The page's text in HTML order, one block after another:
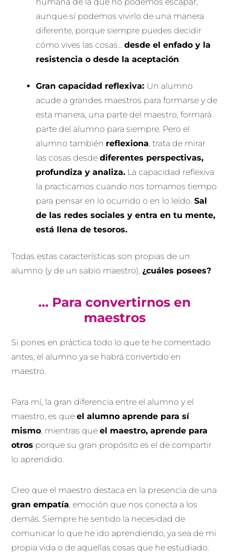
aunque sí podemos vivirlo de una manera
diferente, porque siempre puedes decidir
cómo vives las cosas…desde el enfado y la
resistencia o desde la aceptación.
Gran capacidad reflexiva: Un alumno
acude a grandes maestros para formarse y de
esta manera, una parte del maestro, formará
parte del alumno para siempre. Pero el
alumno también reflexiona, trata de mirar
las cosas desdediferentes perspectivas,
profundiza y analiza. La capacidad reflexiva
la practicamos cuando nos tomamos tiempo
para pensar en lo ocurrido o en lo leído.Sal
de las redes sociales y entra en tu mente,
está llena de tesoros.
Todas estas características son propias de un
alumno (y de un sabio maestro),¿cuáles posees?
… Para convertirnos en
maestros
Si pones en práctica todo lo que te he comentado
antes, el alumno ya se habrá convertido en
maestro.
Para mí, la gran diferencia entre el alumno y el
maestro, es queel alumno aprende para sí
mismo, mientras queel maestro, aprende para
otros porque su gran propósito es el de compartir
lo aprendido.
Creo que el maestro destaca en la presencia de una
gran empatía, emoción que nos conecta a los
demás. Siempre he sentido la necesidad de
comunicar lo que he ido aprendiendo, ya sea de mi
propia vida o de aquellas cosas que he estudiado.